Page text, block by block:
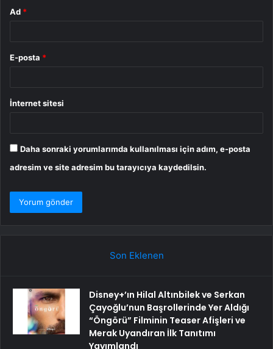
Ad *
E-posta *
İnternet sitesi
Daha sonraki yorumlarımda kullanılması için adım, e-posta
adresim ve site adresim bu tarayıcıya kaydedilsin.
Son Eklenen
Disney+’ın Hilal Altınbilek ve Serkan
Çayoğlu’nun Başrollerinde Yer Aldığı
“Öngörü” Filminin Teaser Afişleri ve
Merak Uyandıran İlk Tanıtımı
Yayımlandı